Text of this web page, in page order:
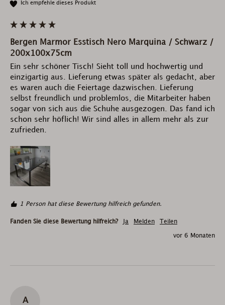
Ich empfehle dieses Produkt
Bergen Marmor Esstisch Nero Marquina / Schwarz /
200x100x75cm
Ein sehr schöner Tisch! Sieht toll und hochwertig und
einzigartig aus. Lieferung etwas später als gedacht, aber
es waren auch die Feiertage dazwischen. Lieferung
selbst freundlich und problemlos, die Mitarbeiter haben
sogar von sich aus die Schuhe ausgezogen. Das fand ich
schon sehr höflich! Wir sind alles in allem mehr als zur
zufrieden.
1 Person hat diese Bewertung hilfreich gefunden.
Fanden Sie diese Bewertung hilfreich? Ja Melden Teilen
vor 6 Monaten
A